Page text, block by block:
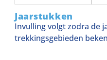
Jaarstukken
Invulling volgt zodra de
trekkingsgebieden